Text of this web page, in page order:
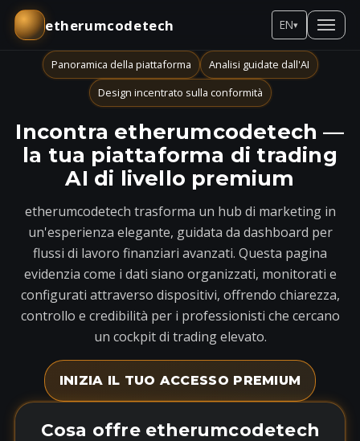
etherumcodetech EN▾
Panoramica della piattaforma
Analisi guidate dall'AI
Design incentrato sulla conformità
Incontra etherumcodetech —
la tua piattaforma di trading
AI di livello premium
etherumcodetech trasforma un hub di marketing in
un'esperienza elegante, guidata da dashboard per
flussi di lavoro finanziari avanzati. Questa pagina
evidenzia come i dati siano organizzati, monitorati e
configurati attraverso dispositivi, offrendo chiarezza,
controllo e credibilità per i professionisti che cercano
un cockpit di trading elevato.
INIZIA IL TUO ACCESSO PREMIUM
Cosa offre etherumcodetech